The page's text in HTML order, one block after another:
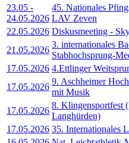
23.05 -
24.05.2026
45. Nationales
LAV Zeven
22.05.2026 Diskusmeeting -
21.05.2026
3. internationales
Stabhochsprung-
17.05.2026 4.Ettlinger
17.05.2026
9. Aschheimer
mit Musik
17.05.2026
8. Klingensportfest
Langhürden)
17.05.2026 35. Internationales